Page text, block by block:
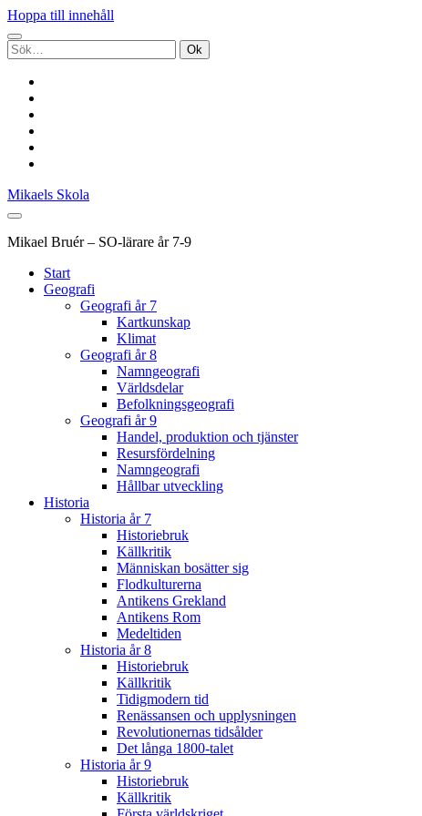
Hoppa till innehåll
Sök
efter:
Mikaels Skola
Mikael Bruér – SO-lärare år 7-9
Start
Geografi
Geografi år 7
Kartkunskap
Klimat
Geografi år 8
Namngeografi
Världsdelar
Befolkningsgeografi
Geografi år 9
Handel, produktion och tjänster
Resursfördelning
Namngeografi
Hållbar utveckling
Historia
Historia år 7
Historiebruk
Källkritik
Människan bosätter sig
Flodkulturerna
Antikens Grekland
Antikens Rom
Medeltiden
Historia år 8
Historiebruk
Källkritik
Tidigmodern tid
Renässansen och upplysningen
Revolutionernas tidsålder
Det långa 1800-talet
Historia år 9
Historiebruk
Källkritik